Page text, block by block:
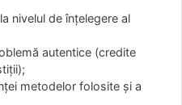
nivelul de înțelegere al
autentice (credite
metodelor folosite și a